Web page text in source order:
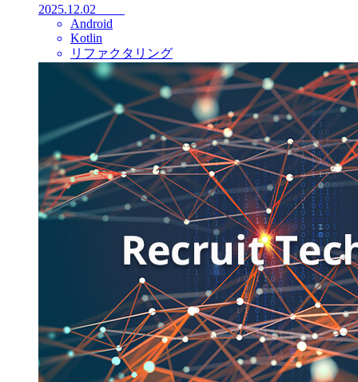
2025.12.02
Android
Kotlin
リファクタリング